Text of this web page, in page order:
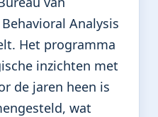
Analysis
Het programma
inzichten met
de jaren heen is
wat